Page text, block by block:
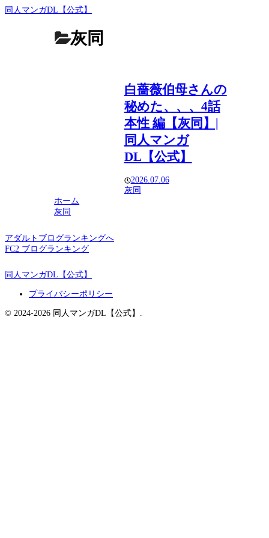
同人マンガDL【公式】
灰同
白薔薇伯母さんの
秘めた、、、4話
本性 編【灰同】|
同人マンガ
DL【公式】
2026.07.06
灰同
ホーム
灰同
アダルトブログランキングへ
FC2 ブログランキング
同人マンガDL【公式】
プライバシーポリシー
© 2024-2026 同人マンガDL【公式】.